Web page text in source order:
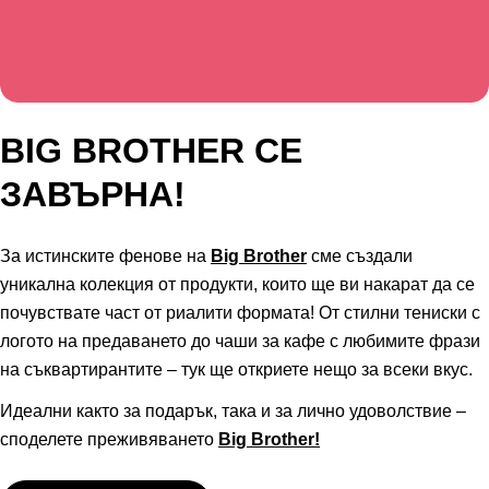
BIG BROTHER СЕ
ЗАВЪРНА!
За истинските фенове на Big Brother сме създали
уникална колекция от продукти, които ще ви накарат да се
почувствате част от риалити формата! От стилни тениски с
логото на предаването до чаши за кафе с любимите фрази
на съквартирантите – тук ще откриете нещо за всеки вкус.
Идеални както за подарък, така и за лично удоволствие –
споделете преживяването Big Brother!